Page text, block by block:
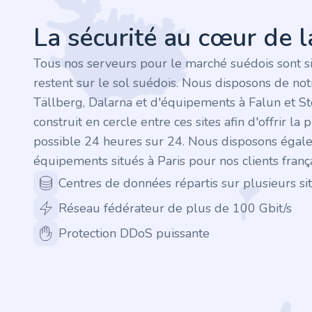
.tennis
.shop
.tips
.cn
La sécurité au cœur de
Tous nos serveurs pour le marché suédois sont
restent sur le sol suédois. Nous disposons de
Tällberg, Dalarna et d'équipements à Falun et
construit en cercle entre ces sites afin d'offrir la
possible 24 heures sur 24. Nous disposons
équipements situés à Paris pour nos clients
Centres de données répartis sur plusieurs
Réseau fédérateur de plus de 100 Gbit/s
Protection DDoS puissante